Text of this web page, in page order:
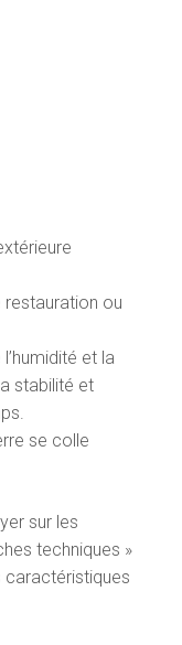
restauration ou
et la
stabilité et
se colle
sur les
techniques »
caractéristiques